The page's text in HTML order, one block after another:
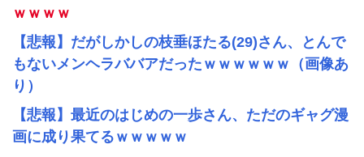
ｗｗｗｗ
【悲報】だがしかしの枝垂ほたる(29)さん、とんで
もないメンヘラババアだったｗｗｗｗｗｗ（画像あ
り）
【悲報】最近のはじめの一歩さん、ただのギャグ漫
画に成り果てるｗｗｗｗｗ